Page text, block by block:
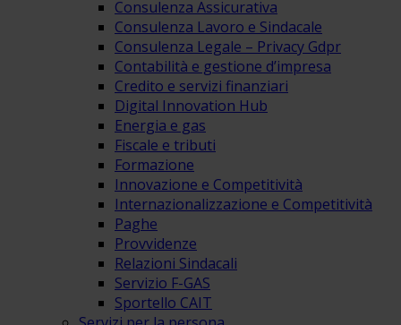
Consulenza Assicurativa
Consulenza Lavoro e Sindacale
Consulenza Legale – Privacy Gdpr
Contabilità e gestione d’impresa
Credito e servizi finanziari
Digital Innovation Hub
Energia e gas
Fiscale e tributi
Formazione
Innovazione e Competitività
Internazionalizzazione e Competitività
Paghe
Provvidenze
Relazioni Sindacali
Servizio F-GAS
Sportello CAIT